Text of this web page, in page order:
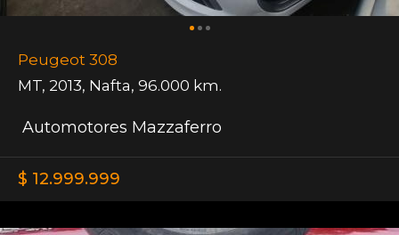
Peugeot 308
MT, 2013, Nafta, 96.000 km.
Automotores Mazzaferro
$ 12.999.999